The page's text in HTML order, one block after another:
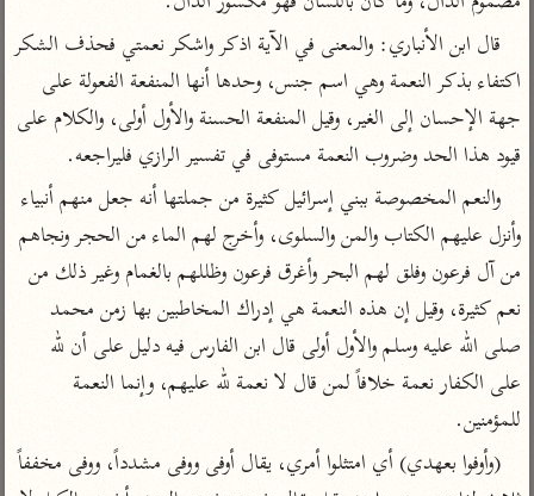
منتقاة
تفسير ابن القيم
تفسير ابن تيمية
عامّة
تفسير السمعاني
تفسير مكّي
محاسن التأويل
للقاسمي
تفسير الثعالبي
تفسير السمرقندي
تفسير الثعلبي
أضواء البيان
نظم الدرر للبقاعي
لغة وبلاغة
التحرير والتنوير
المحرر الوجيز لابن
عطية
البحر المحيط لأبي
حيان
البسيط للواحدي
تفسير أبي السعود
جامع البيان للإيجي
تفسير البيضاوي
تفسير النسفي
الوجيز للواحدي
تفسير ابن أبي زمنين
آثار
موسوعة التفسير
المأثور
الدر المنثور
تفسير مقاتل
قال ابن الأنباري: والمعنى في الآية اذكر واشكر نعمتي فحذف الشكر
قيود هذا الحد وضروب النعمة مستوفى في تفسير الرازي فليراجعه.
للمؤمنين.
(وأوفوا بعهدي) أي امتثلوا أمري، يقال أوفى ووفى مشدداً، ووفى مخففاً